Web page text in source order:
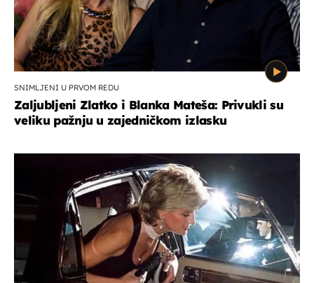
SNIMLJENI U PRVOM REDU
Zaljubljeni Zlatko i Blanka Mateša: Privukli su
veliku pažnju u zajedničkom izlasku